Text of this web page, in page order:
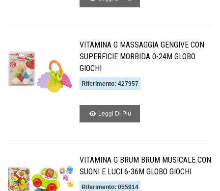
VITAMINA G MASSAGGIA GENGIVE CON
SUPERFICIE MORBIDA 0-24M GLOBO
GIOCHI
Riferimento: 427957
Leggi Di Piú
VITAMINA G BRUM BRUM MUSICALE CON
SUONI E LUCI 6-36M GLOBO GIOCHI
Riferimento: 055914